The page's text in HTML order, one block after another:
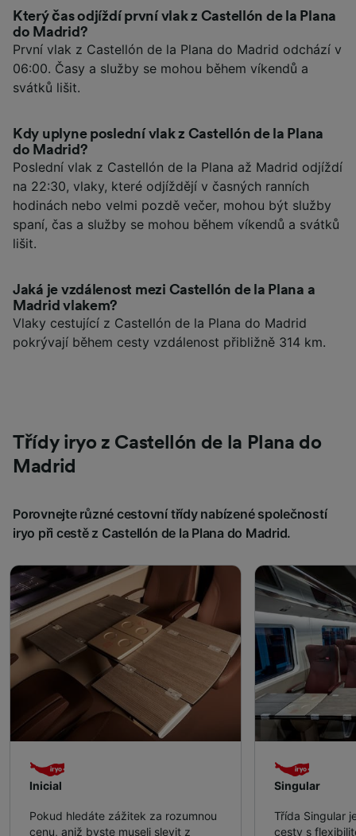
Který čas odjíždí první vlak z Castellón de la Plana
do Madrid?
První vlak z Castellón de la Plana do Madrid odchází v
06:00. Časy a služby se mohou během víkendů a
svátků lišit.
Kdy uplyne poslední vlak z Castellón de la Plana
do Madrid?
Poslední vlak z Castellón de la Plana až Madrid odjíždí
na 22:30, vlaky, které odjíždějí v časných ranních
hodinách nebo velmi pozdě večer, mohou být služby
spaní, čas a služby se mohou během víkendů a svátků
lišit.
Jaká je vzdálenost mezi Castellón de la Plana a
Madrid vlakem?
Vlaky cestující z Castellón de la Plana do Madrid
pokrývají během cesty vzdálenost přibližně 314 km.
Třídy iryo z Castellón de la Plana do
Madrid
Porovnejte různé cestovní třídy nabízené společností
iryo při cestě z Castellón de la Plana do Madrid.
Inicial
Pokud hledáte zážitek za rozumnou
cenu, aniž byste museli slevit z
Singular
Třída Singular
cesty s